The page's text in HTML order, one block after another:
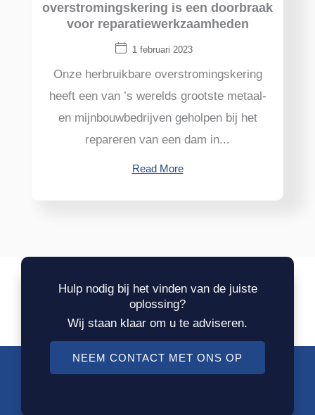
overstromingskering is een doorbraak
voor reparatiewerkzaamheden
1 februari 2023
Onze herbruikbare overstromingskering
heeft een van ’s werelds grootste metaal-
en mijnbouwbedrijven geholpen bij het
repareren van een dam in...
Read More
Hulp nodig bij het vinden van de juiste
oplossing?
Wij staan klaar om u te adviseren.
NEEM CONTACT MET ONS OP